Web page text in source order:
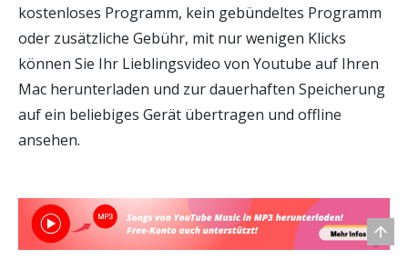
kostenloses Programm, kein gebündeltes Programm
oder zusätzliche Gebühr, mit nur wenigen Klicks
können Sie Ihr Lieblingsvideo von Youtube auf Ihren
Mac herunterladen und zur dauerhaften Speicherung
auf ein beliebiges Gerät übertragen und offline
ansehen.